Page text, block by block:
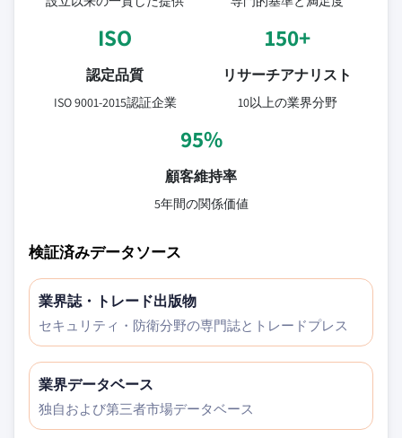
ISO
認定品質
ISO 9001-2015認証企業
150+
リサーチアナリスト
10以上の業界分野
95%
顧客維持率
5年間の関係価値
検証済みデータソース
業界誌・トレード出版物
セキュリティ・防衛分野の専門誌とトレードプレス
業界データベース
独自および第三者市場データベース